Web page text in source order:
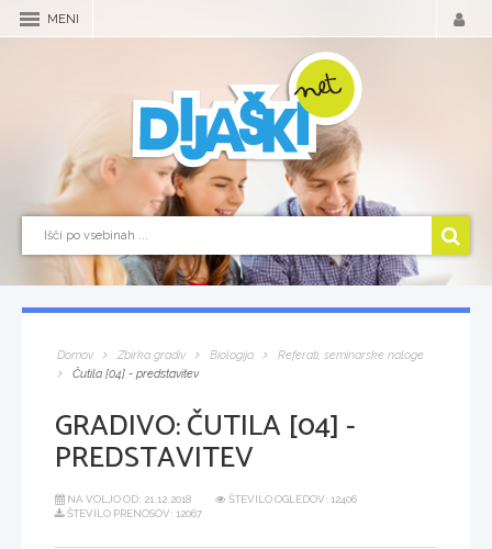
MENI
Domov Zbirka gradiv Biologija
Referati, seminarske naloge
Čutila [04] - predstavitev
GRADIVO:ČUTILA [04] -
PREDSTAVITEV
NA VOLJO OD: 21.12.2018
ŠTEVILO OGLEDOV: 12406
ŠTEVILO PRENOSOV: 12067